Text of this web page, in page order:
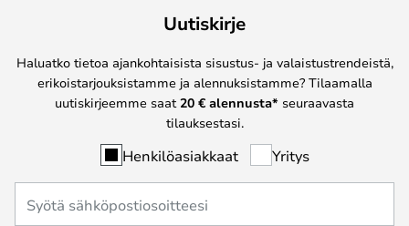
Uutiskirje
Haluatko tietoa ajankohtaisista sisustus- ja valaistustrendeistä,
erikoistarjouksistamme ja alennuksistamme? Tilaamalla
uutiskirjeemme saat 20 € alennusta* seuraavasta
tilauksestasi.
Henkilöasiakkaat Yritys